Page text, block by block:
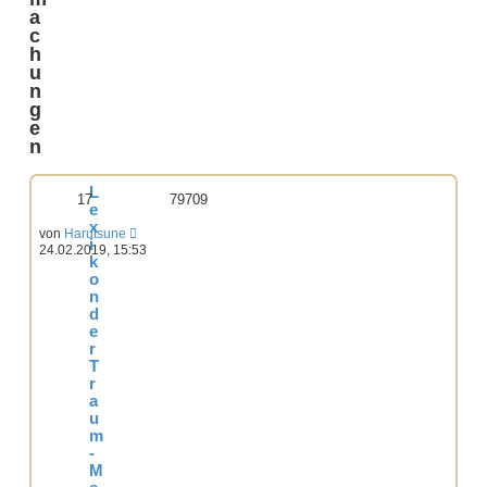
a
c
h
u
n
g
e
n
L
e
x
i
k
o
n
d
e
r
T
r
a
u
m
-
M
17 79709
von Harutsune
24.02.2019, 15:53